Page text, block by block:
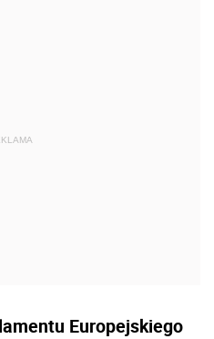
Europejskiego